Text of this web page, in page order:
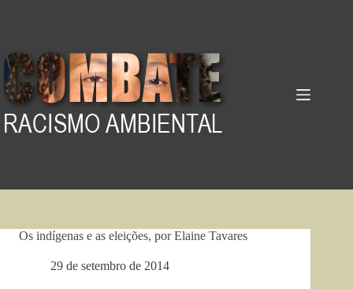
Os indígenas e as eleições, por Elaine Tavares
29 de setembro de 2014